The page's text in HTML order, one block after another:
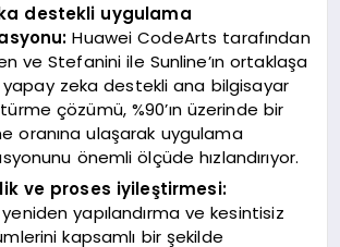
destekli uygulama
Huawei CodeArts tarafından
ve Stefanini ile Sunline’ın ortaklaşa
zeka destekli ana bilgisayar
çözümü, %90’ın üzerinde bir
oranına ulaşarak uygulama
önemli ölçüde hızlandırıyor.
ve proses iyileştirmesi:
yapılandırma ve kesintisiz
kapsamlı bir şekilde